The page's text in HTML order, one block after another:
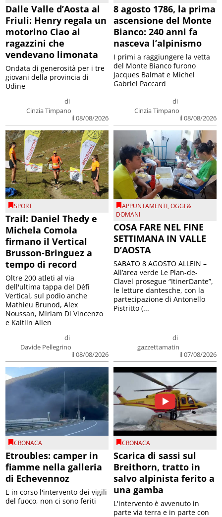
Dalle Valle d’Aosta al
Friuli: Henry regala un
motorino Ciao ai
ragazzini che
vendevano limonata
di
Cinzia Timpano
il 08/08/2026
Ondata di generosità per i tre
giovani della provincia di
Udine
8 agosto 1786, la prima
ascensione del Monte
Bianco: 240 anni fa
nasceva l’alpinismo
di
Cinzia Timpano
il 08/08/2026
I primi a raggiungere la vetta
del Monte Bianco furono
Jacques Balmat e Michel
Gabriel Paccard
SPORT
Trail: Daniel Thedy e
Michela Comola
firmano il Vertical
Brusson-Bringuez a
tempo di record
di
Davide Pellegrino
il 08/08/2026
Oltre 200 atleti al via
dell'ultima tappa del Défì
Vertical, sul podio anche
Mathieu Brunod, Alex
Noussan, Miriam Di Vincenzo
e Kaitlin Allen
APPUNTAMENTI,OGGI &
DOMANI
COSA FARE NEL FINE
SETTIMANA IN VALLE
D’AOSTA
di
gazzettamatin
il 07/08/2026
SABATO 8 AGOSTO ALLEIN –
All’area verde Le Plan-de-
Clavel prosegue “ItinerDante”,
le letture dantesche, con la
partecipazione di Antonello
Pistritto (...
CRONACA
Etroubles: camper in
fiamme nella galleria
di Echevennoz
E in corso l'intervento dei vigili
del fuoco, non ci sono feriti
CRONACA
Scarica di sassi sul
Breithorn, tratto in
salvo alpinista ferito a
una gamba
L'intervento è avvenuto in
parte via terra e in parte con